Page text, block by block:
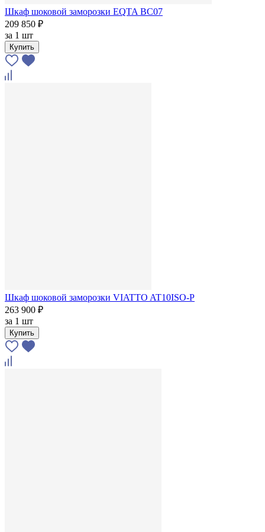
Шкаф шоковой заморозки EQTA BC07
209 850 ₽
за 1 шт
Купить
Шкаф шоковой заморозки VIATTO AT10ISO-P
263 900 ₽
за 1 шт
Купить